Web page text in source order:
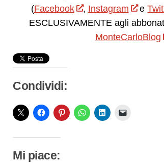
(Facebook , Instagram e
ESCLUSIVAMENTE agli
MonteCarloBlog
Condividi:
Mi piace: